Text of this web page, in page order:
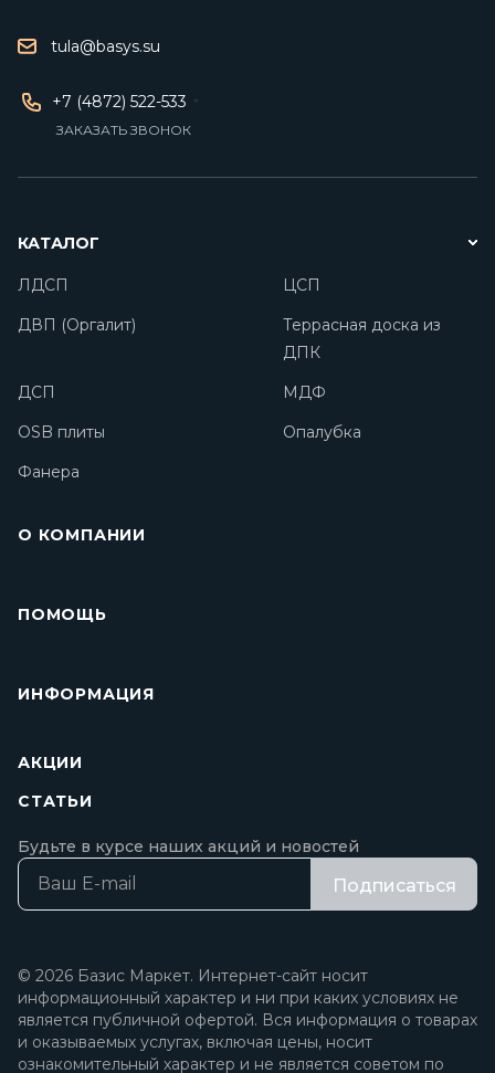
tula@basys.su
+7 (4872) 522-533
ЗАКАЗАТЬ ЗВОНОК
КАТАЛОГ
ЛДСП
ЦСП
ДВП (Оргалит)
Террасная доска из
ДПК
ДСП
МДФ
OSB плиты
Опалубка
Фанера
О КОМПАНИИ
ПОМОЩЬ
ИНФОРМАЦИЯ
АКЦИИ
СТАТЬИ
Будьте в курсе наших акций и новостей
Подписаться
© 2026 Базис Маркет. Интернет-сайт носит
информационный характер и ни при каких условиях не
является публичной офертой. Вся информация о товарах
и оказываемых услугах, включая цены, носит
ознакомительный характер и не является советом по